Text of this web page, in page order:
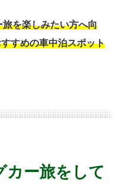
を楽しみたい方へ向
すめの車中泊スポット
カー旅をして